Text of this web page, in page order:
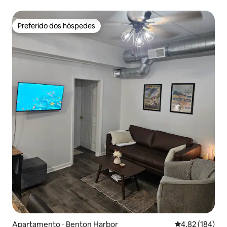
Preferido dos hóspedes
Preferido dos hóspedes
Apartamento ⋅ Benton Harbor 4,82 de uma
4,82 (184)